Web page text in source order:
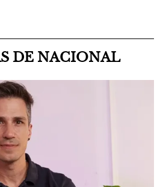
DE NACIONAL